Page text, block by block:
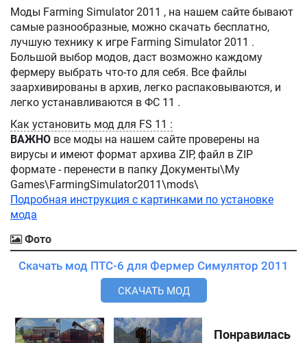
Моды Farming Simulator 2011 , на нашем сайте бывают
самые разнообразные, можно скачать бесплатно,
лучшую технику к игре Farming Simulator 2011 .
Большой выбор модов, даст возможно каждому
фермеру выбрать что-то для себя. Все файлы
заархивированы в архив, легко распаковываются, и
легко устанавливаются в ФС 11 .
Как установить мод для FS 11 :
ВАЖНО все моды на нашем сайте проверены на
вирусы и имеют формат архива ZIP, файл в ZIP
формате - перенести в папку Документы\My
Games\FarmingSimulator2011\mods\
Подробная инструкция с картинками по установке
мода
Фото
Скачать мод ПТС-6 для Фермер Симулятор 2011
СКАЧАТЬ МОД
Понравилась